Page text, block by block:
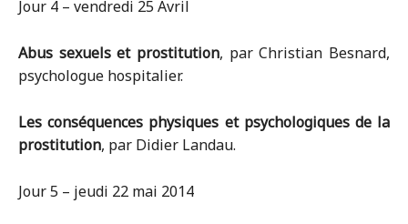
Jour 4 – vendredi 25 Avril
Abus sexuels et prostitution, par Christian Besnard,
psychologue hospitalier.
Les conséquences physiques et psychologiques de la
prostitution, par Didier Landau.
Jour 5 – jeudi 22 mai 2014